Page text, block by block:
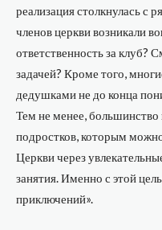
реализация столкнулась с
членов церкви возникали
ответственность за клуб?
задачей? Кроме того,
дедушками не до конца
Тем не менее,
подростков, которым
Церкви через
занятия. Именно с этой
приключений».